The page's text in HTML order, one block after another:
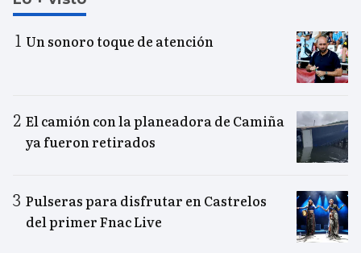
Un sonoro toque de atención
El camión con la planeadora de Camiña
ya fueron retirados
Pulseras para disfrutar en Castrelos
del primer Fnac Live